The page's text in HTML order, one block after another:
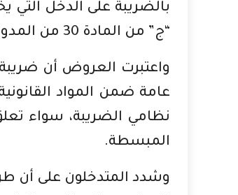
“ج” من المادة 30 من المدونة العامة للضريبة، وعلاقتها بقانون المالية الجديد.
واعتبرت العروض أن
نظامي الضريبة، سواء
المبسطة.
وشدد المتدخلون على أن